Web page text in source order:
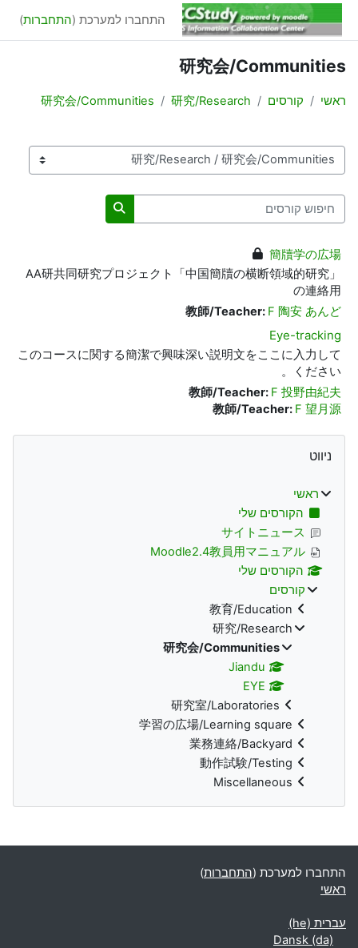
דילוג לתוכן הראשי
התחברו למערכת (התחברות)
研究会/Communities
ראשי קורסים 研究/Research
研究会/Communities
קטגוריות קורסים
חיפוש קורסים
חיפוש קורסים
簡牘学の広場
AA研共同研究プロジェクト「中国簡牘の横断領域的研究」
の連絡用
教師/Teacher: F 陶安 あんど
Eye-tracking
このコースに関する簡潔で興味深い説明文をここに入力して
ください。
教師/Teacher: F 投野由紀夫
教師/Teacher: F 望月源
משבצות (בלוקים)
ניווט
ראשי
הקורסים שלי
サイトニュース
Moodle2.4教員用マニュアル
הקורסים שלי
קורסים
教育/Education
研究/Research
研究会/Communities
Jiandu
EYE
研究室/Laboratories
学習の広場/Learning square
業務連絡/Backyard
動作試験/Testing
Miscellaneous
משבצות נוספות
התחברו למערכת (התחברות)
ראשי
עברית ‎(he)‎
Dansk ‎(da)‎